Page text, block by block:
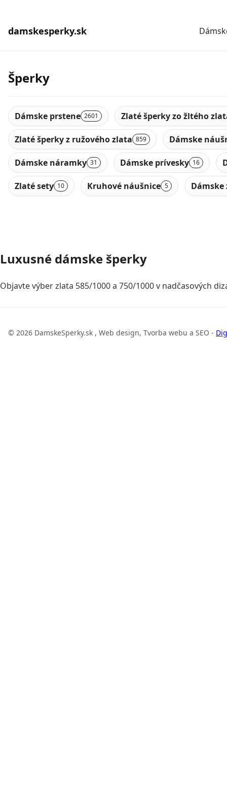
damskesperky.sk
Šperky
Dámske prstene 2601 Zlaté šperky zo žltého
Zlaté šperky z ružového zlata 859 Dámske
Dámske náramky 31 Dámske prívesky 16
Zlaté sety 10 Kruhové náušnice 5
Luxusné dámske šperky
Objavte výber zlata 585/1000 a 750/1000 v nadčasových
© 2026 DamskeSperky.sk , Web design, Tvorba webu a SEO -